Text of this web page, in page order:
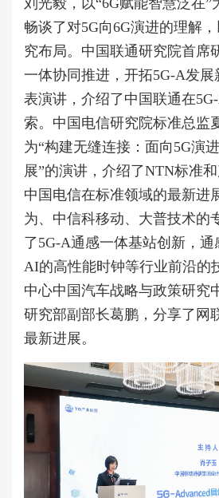
刘光毅，以“6G赋能智慧泛在”
畅谈了对5G向6G演进的理解
究布局。中国联通研究院首席
一体协同推进，开拓5G-A发展
表演讲，介绍了中国联通在
索。中国电信研究院标准总监
为“构建无缝连接：面向5G演
展”的演讲，介绍了NTN标准
中国电信在标准领域的最新进
为、中信科移动、大普技术的
了5G-A通感一体基站创新，
AI的高性能时钟等行业前沿的
中心中国汽车战略与政策研究
研究部副部长葛鹏，分享了网
最新进展。